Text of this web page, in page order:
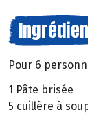
Pour 6
1 Pâte brisée
5 cuillère à